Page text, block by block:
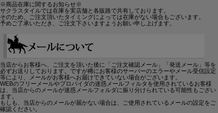
※商品在庫に関するお知らせ※
サクラスタイルでは在庫を実店舗と各販路で共有しております。
そのため、ご注文頂いたタイミングによっては在庫がない場合もございます。
予めご了承いただき、ご注文下さいますようお願い申し上げます。
当店からお客様へ、ご注文を頂いた後に「ご注文確認メール」「発送メール」等を
必ずお送りしております。ですが稀にお客様のサーバーのエラーやメール受信設定
等により、メールがお客様へお届けできていない場合がございます。
WEBのフリーメールやプロバイダの迷惑メールフィルタを使用されているお客様
は、当店からのメールが迷惑メールフォルダに振り分けられている可能性もござい
ます。
もしも、当店からのメールが届かない場合は、ご使用されているメールの設定をご
確認ください。